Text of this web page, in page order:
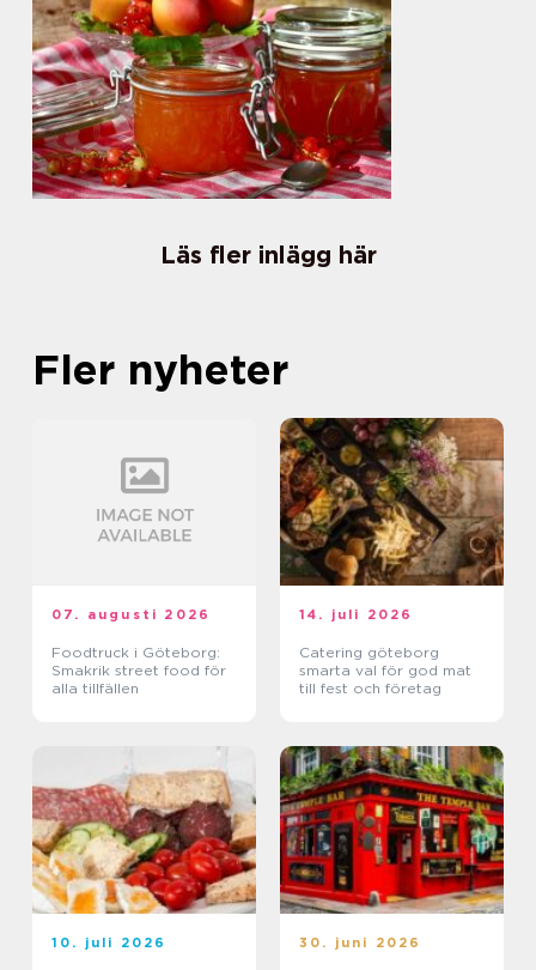
Läs fler inlägg här
Fler nyheter
07. augusti 2026
Foodtruck i Göteborg:
Smakrik street food för
alla tillfällen
14. juli 2026
Catering göteborg
smarta val för god mat
till fest och företag
10. juli 2026 30. juni 2026